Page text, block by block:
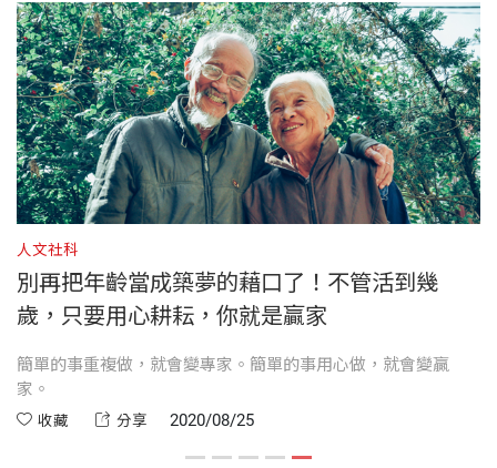
──高希均（遠見．天下文化事業群創辦人）
正因台灣有許多和水良伯一樣深愛這塊土地的人們，
展現台灣精神、堅毅的付出，因此我們也要更加努
力，為農業創造一條永續的道路。也期待，農業不只
是農民的農業，也不是農委會的農業，而是全民的農
業。
──陳吉仲（農委會主委）
07 如何擺脫宿命？
08 棉花──溫暖與寒冷交織的少年回憶
09 颱風草──要向前行，就先倒退嚕
10 葡萄的滋味──命運的作弄和啟發
．Part2 走出傳統──藍海農夫，掌握自己的命運
11 網紋洋香瓜──大器晚成
12 品牌力──來自對產品的自信與用心
13 傳說中的牛奶芭樂
15 赤腳──高科技的救贖
16 老農哲學──沒有走過的是路，走過的才是人生
17 絲瓜──如何提升農產品價值？
好的農夫，為什麼會想出一本書？難道這又是陳水良
的另一個狂想嗎？
從小，大人就說我「叛逆」。上天給我安排了「做
農」這條路，我卻從不滿足現狀。在田裡，上一代講
的我不一定會聽，不過，我會聽植物告訴我的事。
我認字的速度很慢，就用「聽」的方式來幫我學習。
早年我從台灣各農業改良場的演講聽起，收穫很多，
所以後來搭車到處聽演講、參加研討會，就算不認
識，我也會請託、拜訪專家。很多人說農夫「只能看
天吃飯」，我就是要走一條不一樣的路。所以我花大
錢蓋溫室，就是要種出世界第一等的網紋洋香瓜。
羅扇輕搖，這是農村夜裡常見的風景，閱讀著《水良
伯的老農哲學：聽見植物的聲音》，青草吹撫的景象
又出現在腦海中了。晨未曦，農作的一天就已開啟，
台灣農村的發展一直在轉變，如何與時俱進、與環境
共存，一直是我們與農民朋友共同努力的目標。
水良伯是台灣農民的縮影，從挫折中學習，學習中成
長，甚至協助他人，共同建立台灣的農業文化。台灣
的農民都有著水良伯相似的特質，不論年齡，都是台
灣農業發展的瑰寶。因此，政府努力推動農民健康保
險、農業保險、農民職業災害保險跟農民退休制度，
就是為了讓如同水良伯的農民們從農有保障，進而使
在城市裡長大，沒有務農經驗。熱愛觸覺勝過知識。
趁完成博士論文空檔，蹓躂到農村住了好幾晚。自以
為文化業與農業皆屬人工密集行業，受水良伯及其周
圍資深農友啟蒙，才摸到農之所以為業的一點邊邊角
角。
陳水良 口述
台中新社「黃河果園」主人，人稱「水良伯」。雖然
連小學都沒畢業，認字很慢，卻靠著自學不輟的精神
到處聽演講、請教專家，在50歲之際，以七年時間成
功種植名貴的網紋洋香瓜，擺脫農民看天吃飯的宿
書號 BGB493
出版社 天下文化
裝幀 平裝
開本 14.8×21cm
人文社科
別再把年齡當成築夢的藉口了！不管活到幾
歲，只要用心耕耘，你就是贏家
簡單的事重複做，就會變專家。簡單的事用心做，就會變贏
家。
收藏 分享 2020/08/25